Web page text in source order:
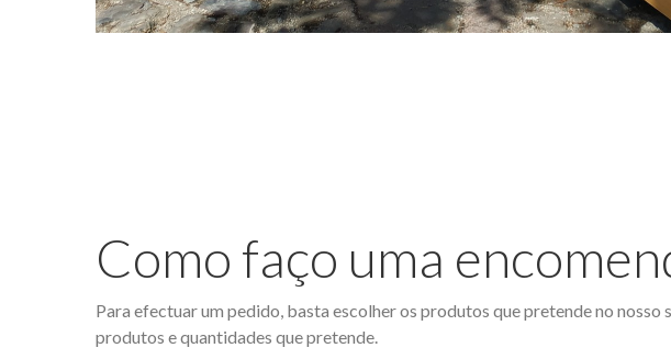
Como faço uma
Para efectuar um pedido, basta escolher os produtos que pretende no
produtos e quantidades que pretende.